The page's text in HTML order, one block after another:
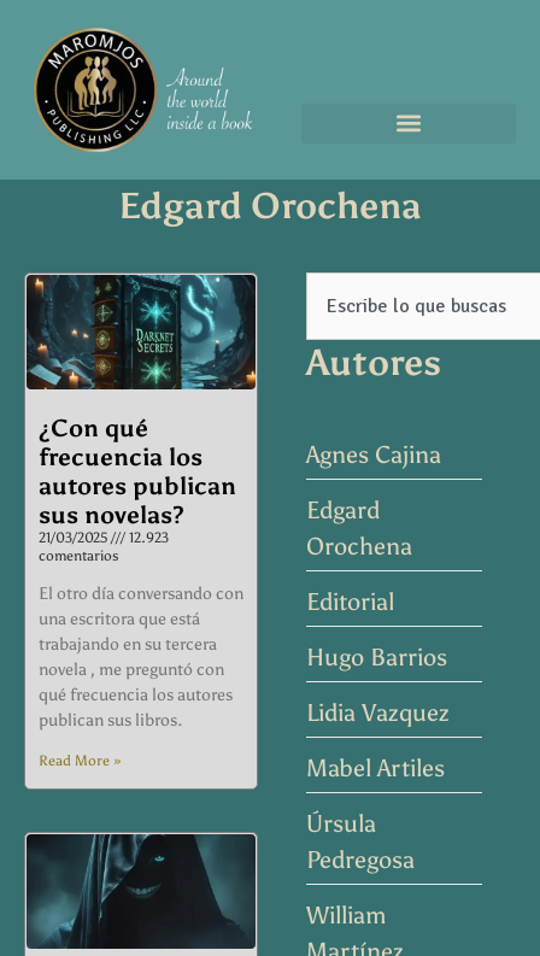
Edgard Orochena
¿Con qué
frecuencia los
autores publican
sus novelas?
21/03/2025
12.923
comentarios
El otro día conversando con
una escritora que está
trabajando en su tercera
novela , me preguntó con
qué frecuencia los autores
publican sus libros.
Read More »
PagePagePage Page
Autores
Agnes Cajina
Edgard
Orochena
Editorial
Hugo Barrios
Lidia Vazquez
Mabel Artiles
Úrsula
Pedregosa
William